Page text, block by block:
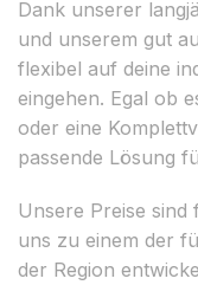
Dank unserer
und unserem gut
flexibel auf deine
eingehen. Egal ob
oder eine
passende Lösung
Unsere Preise
uns zu einem der
der Region